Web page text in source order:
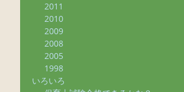
2011
2010
2009
2008
2005
1998
いろいろ